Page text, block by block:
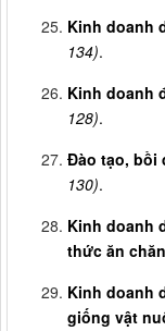
Kinh doanh
134).
Kinh doanh
128).
Đào tạo, bồi
130).
Kinh doanh
thức ăn
Kinh doanh
giống vật